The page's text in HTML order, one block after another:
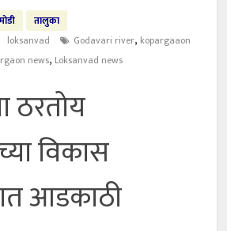
तालुका
loksanvad Godavari river, kopargaaon
news, Loksanvad news
ठरतोय
विकास
आडकाठी